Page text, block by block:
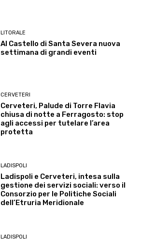
LITORALE
Al Castello di Santa Severa nuova
settimana di grandi eventi
CERVETERI
Cerveteri, Palude di Torre Flavia
chiusa di notte a Ferragosto: stop
agli accessi per tutelare l’area
protetta
LADISPOLI
Ladispoli e Cerveteri, intesa sulla
gestione dei servizi sociali: verso il
Consorzio per le Politiche Sociali
dell’Etruria Meridionale
LADISPOLI